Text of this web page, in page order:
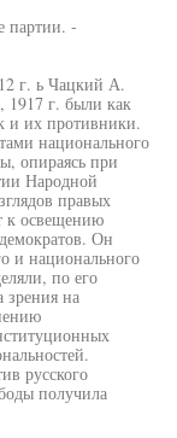
партии. -
г. ь Чацкий А.
1917 г. были как
и их противники.
национального
опираясь при
Народной
правых
к освещению
Он
и национального
по его
зрения на
русского
получила